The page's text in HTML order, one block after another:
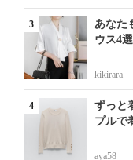
あなた
ウス4選
kikirara
ずっと
プルで
aya58